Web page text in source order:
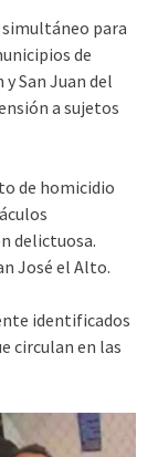
para
de
San Juan del
a sujetos
de homicidio
delictuosa.
José el Alto.
identificados
circulan en las